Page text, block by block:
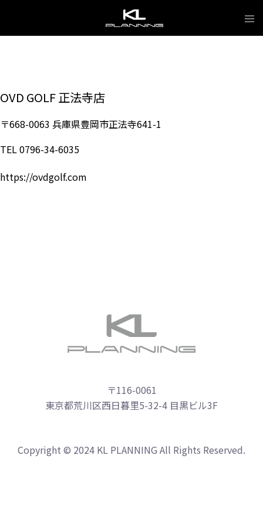
content
OVD GOLF 正法寺店
〒668-0063 兵庫県豊岡市正法寺641-1
TEL 0796-34-6035
https://ovdgolf.com
〒116-0061
東京都荒川区西日暮里5-32-4 目黒ビル3F
Copyright © 2024 KL PLANNING All Rights Reserved.